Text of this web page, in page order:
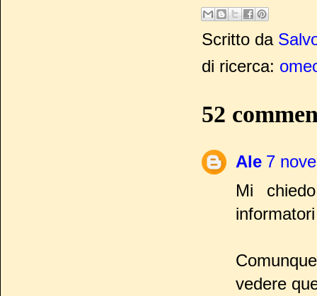
Scritto da
di ricerca:
52
Ale 7
Mi
vedere